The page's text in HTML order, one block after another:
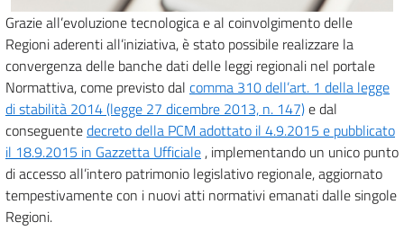
Grazie all’evoluzione tecnologica e al coinvolgimento delle
Regioni aderenti all’iniziativa, è stato possibile realizzare la
convergenza delle banche dati delle leggi regionali nel portale
Normattiva, come previsto dal comma 310 dell’art. 1 della legge
di stabilità 2014 (legge 27 dicembre 2013, n. 147)e dal
conseguentedecreto della PCM adottato il 4.9.2015 e pubblicato
il 18.9.2015 in Gazzetta Ufficiale , implementando un unico punto
di accesso all’intero patrimonio legislativo regionale, aggiornato
tempestivamente con i nuovi atti normativi emanati dalle singole
Regioni.